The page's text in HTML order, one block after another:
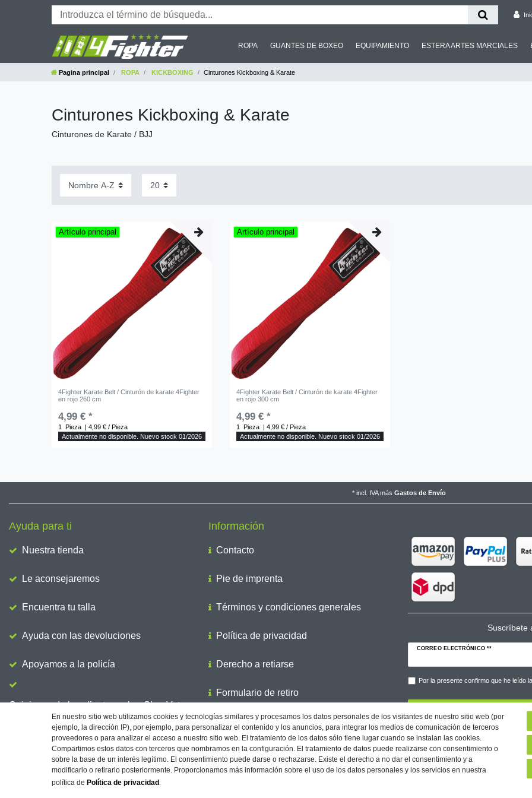
ROPA GUANTES DE BOXEO EQUIPAMIENTO ESTERA ARTES MARCIALES
Pagina principal ROPA KICKBOXING Cinturones Kickboxing & Karate
Cinturones Kickboxing & Karate
Cinturones de Karate / BJJ
Artículo principal
4Fighter Karate Belt / Cinturón de karate 4Fighter
en rojo 260 cm
4,99 € *
1 Pieza | 4,99 € / Pieza
Actualmente no disponible. Nuevo stock 01/2026
Artículo principal
4Fighter Karate Belt / Cinturón de karate 4Fighter
en rojo 300 cm
4,99 € *
1 Pieza | 4,99 € / Pieza
Actualmente no disponible. Nuevo stock 01/2026
* incl. IVAmás Gastos de Envío
Ayuda para ti
Nuestra tienda
Le aconsejaremos
Encuentra tu talla
Ayuda con las devoluciones
Apoyamos a la policía
Opiniones de los clientes sobre ShopVote
Información
Contacto
Pie de imprenta
Términos y condiciones generales
Política de privacidad
Derecho a retiarse
Formulario de retiro
Envio
Suscríbete
CORREO ELECTRÓNICO **
Por la presente confirmo que he leído
Imprenta
En nuestro sitio web utilizamos cookies y tecnologías similares y procesamos los datos personales de los visitantes de nuestro sitio web (por
ejemplo, la dirección IP), por ejemplo, para personalizar el contenido y los anuncios, para integrar los medios de comunicación de terceros
proveedores o para analizar el acceso a nuestro sitio web. El tratamiento de los datos sólo tiene lugar cuando se instalan las cookies.
Compartimos estos datos con terceros que nombramos en la configuración. El tratamiento de datos puede realizarse con consentimiento o
sobre la base de un interés legítimo. El consentimiento puede darse o rechazarse. Existe el derecho a no dar el consentimiento y a
modificarlo o retirarlo posteriormente. Proporcionamos más información sobre el uso de los datos personales y los servicios en nuestra
política de Política de privacidad .